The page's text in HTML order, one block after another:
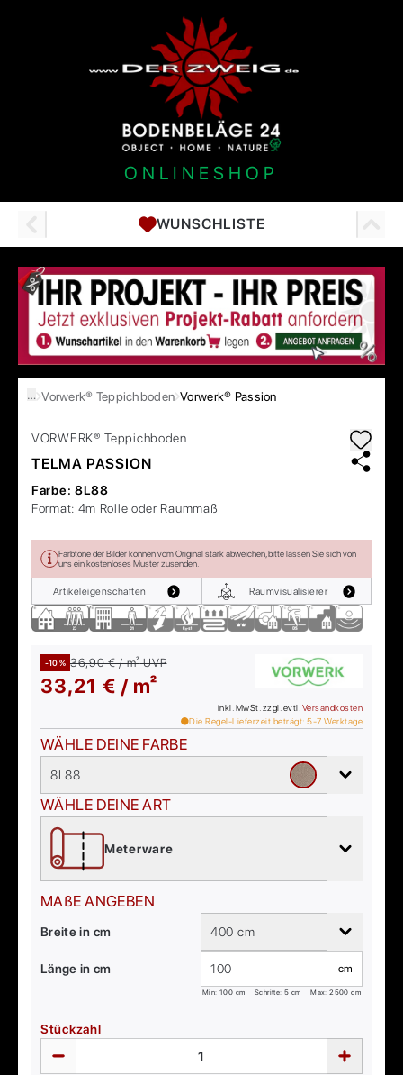
ONLINESHOP
WUNSCHLISTE
… Vorwerk® Teppichboden Vorwerk® Passion
VORWERK® Teppichboden
TELMA PASSION
Farbe: 8L88
Format: 4m Rolle oder Raummaß
Farbtöne der Bilder können vom Original stark abweichen, bitte lassen Sie sich von
uns ein kostenloses Muster zusenden.
Artikeleigenschaften Raumvisualisierer
-10 % 36,90 € / m²UVP
33,21 € / m²
inkl. MwSt. zzgl. evtl. Versandkosten
Die Regel-Lieferzeit beträgt: 5-7 Werktage
WÄHLE DEINE FARBE
8L88
WÄHLE DEINE ART
Meterware
MAßE ANGEBEN
Breite in cm 400 cm
Länge in cm cm
Min: 100 cm Schritte: 5 cm Max:2500 cm
Stückzahl